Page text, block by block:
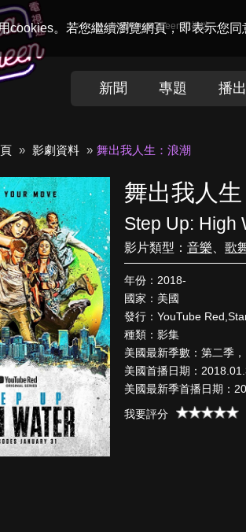
cookies。若您繼續瀏覽網頁，即表示您同
Welcome toDramaQueen電視迷
新聞 專題 播
影劇資料 舞出我人生：浪潮
舞出我人
Step Up: High
影片類型： 音樂 歌
年份：2018-
國家：美國
發行：YouTube
種類：影集
美國最新季數：第二季
美國首播日期：
美國最新季首播日期：
我要評分
致命旅途